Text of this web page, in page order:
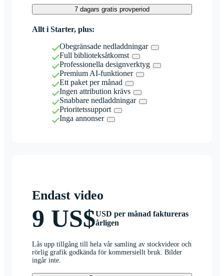
7 dagars gratis provperiod
Allt i Starter, plus:
Obegränsade nedladdningar
Full biblioteksåtkomst
Professionella designverktyg
Premium AI-funktioner
Ett paket per månad
Ingen attribution krävs
Snabbare nedladdningar
Prioritetssupport
Inga annonser
Endast video
9 US$USD per månad faktureras
årligen
Lås upp tillgång till hela vår samling av stockvideor och
rörlig grafik godkända för kommersiellt bruk. Bilder
ingår inte.